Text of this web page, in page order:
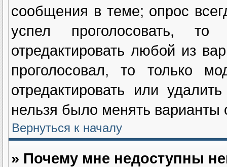
сообщения в теме; опрос
успел проголосовать,
отредактировать любой из
проголосовал, то только
отредактировать или
нельзя было менять варианты
Вернуться к началу
» Почему мне недоступны